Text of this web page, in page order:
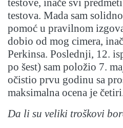
testove, inače svi
testova. Mada sam
pomoć u pravilnom
dobio od mog cimera,
Perkinsa. Poslednji, 12.
po šest) sam položio 7.
očistio prvu godinu sa
maksimalna ocena je
Da li su veliki troškovi